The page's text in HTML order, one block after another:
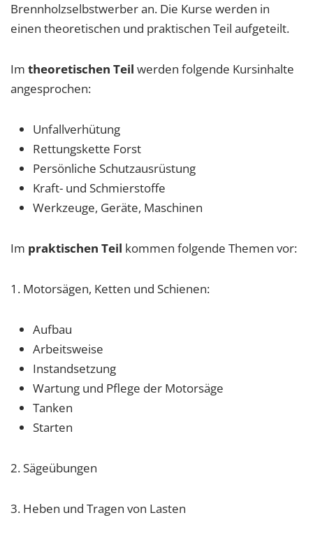
Brennholzselbstwerber an. Die Kurse werden in
einen theoretischen und praktischen Teil aufgeteilt.
Im theoretischen Teil werden folgende Kursinhalte
angesprochen:
Unfallverhütung
Rettungskette Forst
Persönliche Schutzausrüstung
Kraft- und Schmierstoffe
Werkzeuge, Geräte, Maschinen
Im praktischen Teil kommen folgende Themen vor:
1. Motorsägen, Ketten und Schienen:
Aufbau
Arbeitsweise
Instandsetzung
Wartung und Pflege der Motorsäge
Tanken
Starten
2. Sägeübungen
3. Heben und Tragen von Lasten